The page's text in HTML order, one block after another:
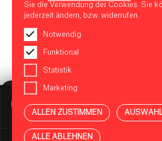
BIKINI BERLIN Assistent
Online
Sie die Verwendung der Cookies. Sie
jederzeit ändern, bzw. widerrufen.
Notwendig
Funktional
Statistik
Marketing
ALLEN ZUSTIMMEN
ALLE ABLEHNEN
Presse